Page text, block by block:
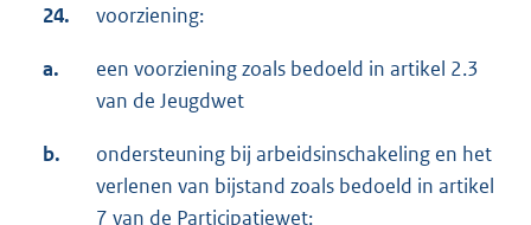
24. voorziening:
a.
een voorziening zoals bedoeld in artikel 2.3
van de Jeugdwet
b.
ondersteuning bij arbeidsinschakeling en het
verlenen van bijstand zoals bedoeld in artikel
7 van de Participatiewet;